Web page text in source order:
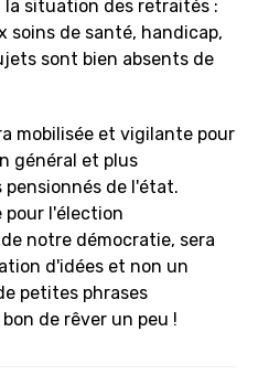
situation des retraités :
soins de santé, handicap,
sont bien absents de
mobilisée et vigilante pour
général et plus
de l'état.
pour l'élection
notre démocratie, sera
d'idées et non un
petites phrases
de rêver un peu !